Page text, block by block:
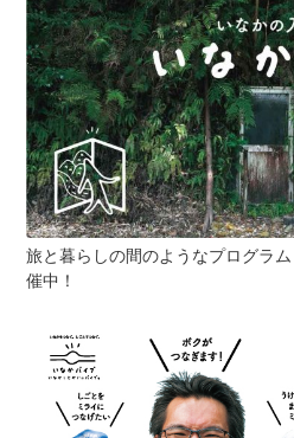
旅と暮らしの間のようなプログ
催中！